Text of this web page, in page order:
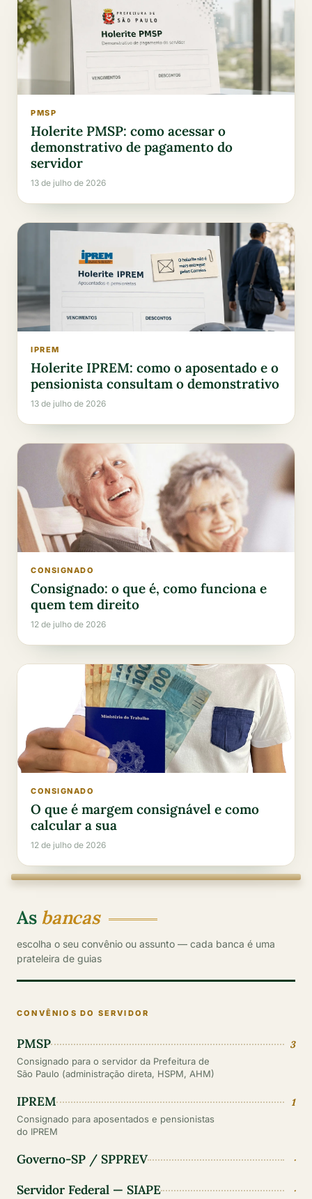
PMSP
Holerite PMSP: como acessar o
demonstrativo de pagamento do
servidor
13 de julho de 2026
IPREM
Holerite IPREM: como o aposentado e o
pensionista consultam o demonstrativo
13 de julho de 2026
CONSIGNADO
Consignado: o que é, como funciona e
quem tem direito
12 de julho de 2026
CONSIGNADO
O que é margem consignável e como
calcular a sua
12 de julho de 2026
As bancas
escolha o seu convênio ou assunto — cada banca é uma
prateleira de guias
CONVÊNIOS DO SERVIDOR
PMSP 3
Consignado para o servidor da Prefeitura de
São Paulo (administração direta, HSPM, AHM)
IPREM 1
Consignado para aposentados e pensionistas
do IPREM
Governo-SP / SPPREV ·
Servidor Federal — SIAPE ·